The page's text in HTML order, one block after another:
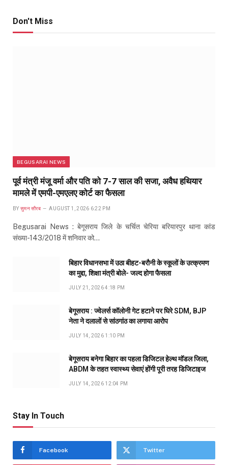
Don't Miss
BEGUSARAI NEWS
पूर्व मंत्री मंजू वर्मा और पति को 7-7 साल की सजा, अवैध हथियार
मामले में एमपी-एमएलए कोर्ट का फैसला
BY सुमन सौरब AUGUST 1, 2026 6:22 PM
Begusarai News : बेगूसराय जिले के चर्चित चेरिया बरियारपुर थाना कांड
संख्या-143/2018 में शनिवार को…
बिहार विधानसभा में उठा बीहट-बरौनी के स्कूलों के उत्क्रमण
का मुद्दा, शिक्षा मंत्री बोले- जल्द होगा फैसला
JULY 21, 2026 4:18 PM
बेगूसराय : ज्वेलर्स कॉलोनी गेट हटाने पर घिरे SDM, BJP
नेता ने दलालों से सांठगांठ का लगाया आरोप
JULY 14, 2026 1:10 PM
बेगूसराय बनेगा बिहार का पहला डिजिटल हेल्थ मॉडल जिला,
ABDM के तहत स्वास्थ्य सेवाएं होंगी पूरी तरह डिजिटाइज
JULY 14, 2026 12:04 PM
Stay In Touch
Facebook Twitter